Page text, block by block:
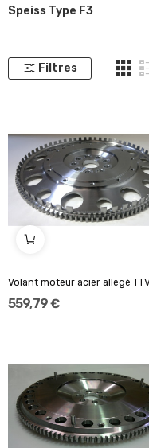
Speiss Type F3
Filtres
559,79 €